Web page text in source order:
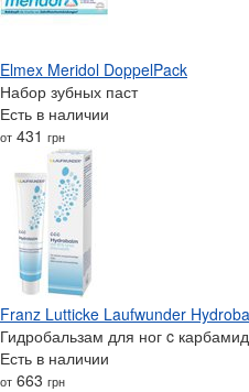
Elmex Meridol DoppelPack
Набор зубных паст
Есть в наличии
от 431 грн
Franz Lutticke Laufwunder
Гидробальзам для ног c
Есть в наличии
от 663 грн